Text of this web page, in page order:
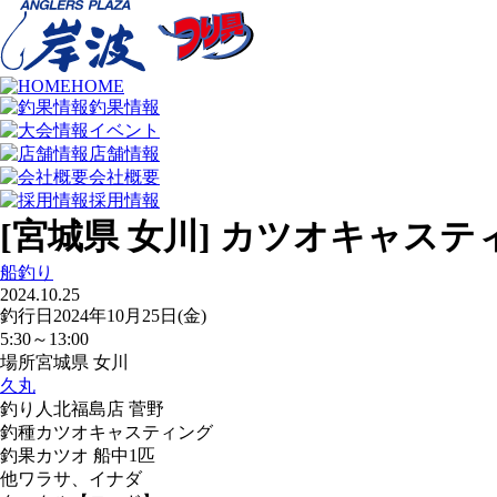
HOME
釣果情報
イベント
店舗情報
会社概要
採用情報
[宮城県 女川] カツオキャステ
船釣り
2024.10.25
釣行日 2024年10月25日(金)
5:30～13:00
場所宮城県 女川
久丸
釣り人 北福島店 菅野
釣種カツオキャスティング
釣果カツオ 船中1匹
他ワラサ、イナダ